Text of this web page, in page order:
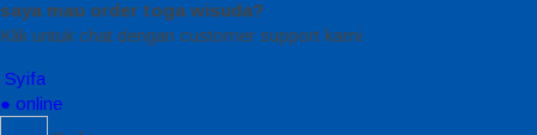
saya mau order toga wisuda?
Klik untuk chat dengan customer support kami
Syifa
● online